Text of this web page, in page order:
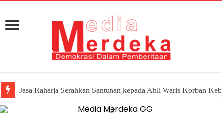
Jasa Raharja Serahkan Santunan kepada Ahli Waris Korban
Canangkan Desa TAPIS dan Luncurkan Sekolah Lansia di